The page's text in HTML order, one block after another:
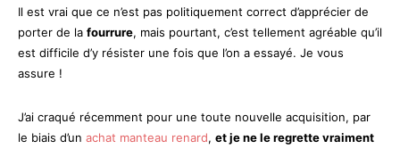
Il est vrai que ce n’est pas politiquement correct d’apprécier de
porter de la fourrure, mais pourtant, c’est tellement agréable qu’il
est difficile d’y résister une fois que l’on a essayé. Je vous
assure !
J’ai craqué récemment pour une toute nouvelle acquisition, par
le biais d’un achat manteau renard, et je ne le regrette vraiment